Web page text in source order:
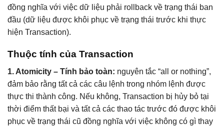
đồng nghĩa với việc dữ liệu phải rollback về trạng thái ban
đầu (dữ liệu được khôi phục về trạng thái trước khi thực
hiện Transaction).
Thuộc tính của Transaction
1. Atomicity – Tính bảo toàn: nguyên tắc “all or nothing”,
đảm bảo rằng tất cả các câu lệnh trong nhóm lệnh được
thực thi thành công. Nếu không, Transaction bị hủy bỏ tại
thời điểm thất bại và tất cả các thao tác trước đó được khôi
phục về trạng thái cũ đồng nghĩa với việc không có gì thay